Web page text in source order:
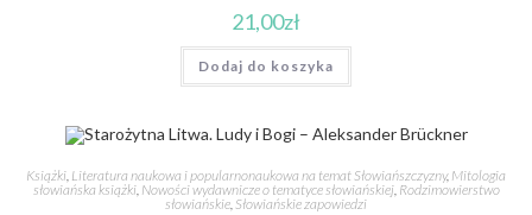
21,00zł
Dodaj do koszyka
Książki, Literatura naukowa i popularnonaukowa na temat Słowiańszczyzny, Mitologia
słowiańska książki, Nowości wydawnicze o tematyce słowiańskiej, Rodzimowierstwo
słowiańskie, Słowiańskie zapowiedzi